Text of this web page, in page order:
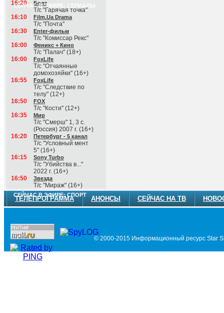
СЕЙЧАС В ЭФИРЕ: СЕРИАЛЫ
16:20 Болт
Т/с "Гарячая точка"
16:10
Film.Ua Drama
Т/с "Почта"
16:30
Enter-фильм
Т/с "Комиссар Рекс"
16:00
Феникс + Кино
Т/с "Палач" (18+)
16:00
FoxLife
Т/с "Отчаянные
домохозяйки" (16+)
16:55
FoxLife
Т/с "Следствие по
телу" (12+)
16:50
FOX
Т/с "Кости" (12+)
16:35
Мир
Т/с "Смерш" 1, 3 с.
(Россия) 2007 г. (16+)
16:20
Петербург - 5 канал
Т/с "Условный мент
5" (16+)
16:15
Sony Turbo
Т/с "Убийства в..."
2022 г. (16+)
16:50
Звезда
Т/с "Мираж" (16+)
СЕЙЧАС В ЭФИРЕ: СПОРТ
ТЕЛЕПРОГРАММА АНОНСЫ СЕЙЧАС НА ТВ
© 2000-2015 Информационный ресурс Star